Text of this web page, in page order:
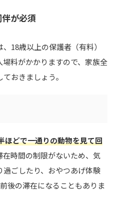
が必須
18歳以上の保護者（有料）
料がかかりますので、家族全
おきましょう。
ほどで一通りの動物を見て回
在時間の制限がないため、気
ごしたり、おやつあげ体験
後の滞在になることもありま